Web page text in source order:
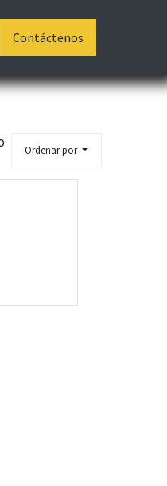
Contáctenos
Ordenar por